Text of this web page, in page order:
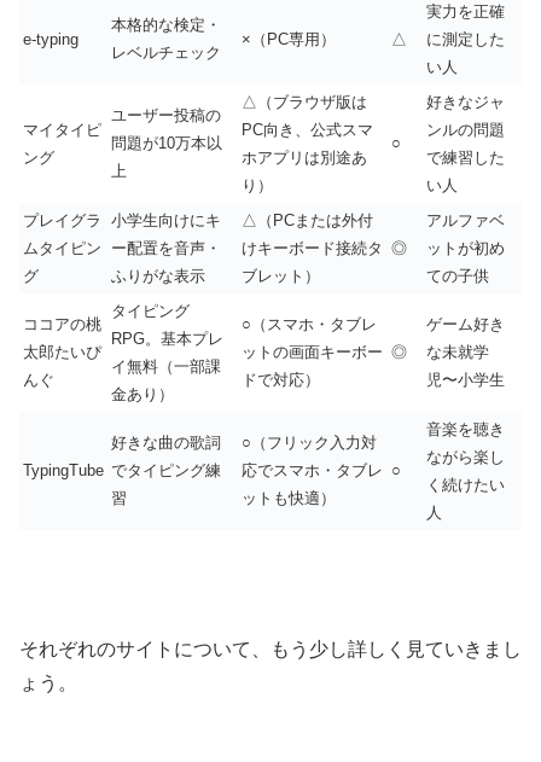
e-typing
本格的な検定・
レベルチェック
×（PC専用） △
実力を正確
に測定した
い人
マイタイピ
ング
ユーザー投稿の
問題が10万本以
上
△（ブラウザ版は
PC向き、公式スマ
ホアプリは別途あ
り）
○
好きなジャ
ンルの問題
で練習した
い人
プレイグラ
ムタイピン
グ
小学生向けにキ
ー配置を音声・
ふりがな表示
△（PCまたは外付
けキーボード接続タ
ブレット）
◎
アルファベ
ットが初め
ての子供
ココアの桃
太郎たいぴ
んぐ
タイピング
RPG。基本プレ
イ無料（一部課
金あり）
○（スマホ・タブレ
ットの画面キーボー
ドで対応）
◎
ゲーム好き
な未就学
児〜小学生
TypingTube
好きな曲の歌詞
でタイピング練
習
○（フリック入力対
応でスマホ・タブレ
ットも快適）
○
音楽を聴き
ながら楽し
く続けたい
人
それぞれのサイトについて、もう少し詳しく見ていきまし
ょう。